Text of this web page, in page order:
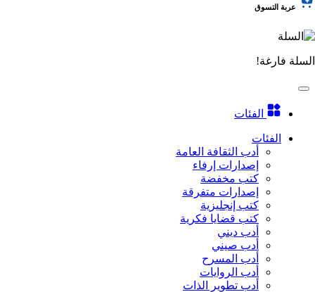
عربة التسوق
السلة فارغة!
الفئات
الفئات
أدب الثقافة العامة
إصدارات إرفاء
كتب مخفضة
إصدارات متفرقة
كتب إنجليزية
كتب قضايا فكرية
أدب ديني
أدب صيني
أدب المسرح
أدب الروايات
أدب تطوير الذات